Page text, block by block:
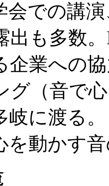
会での講
出も多数
企業への
グ（音で
に渡る。
を動かす